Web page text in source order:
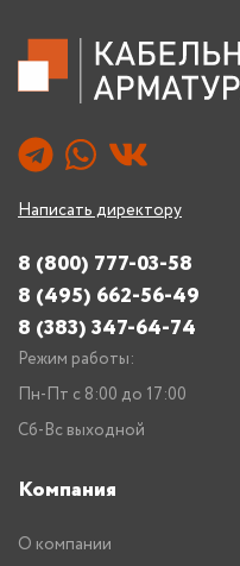
Написать директору
8 (800) 777-03-58
8 (495) 662-56-49
8 (383) 347-64-74
Режим работы:
Пн-Пт с 8:00 до 17:00
Сб-Вс выходной
Компания
О компании